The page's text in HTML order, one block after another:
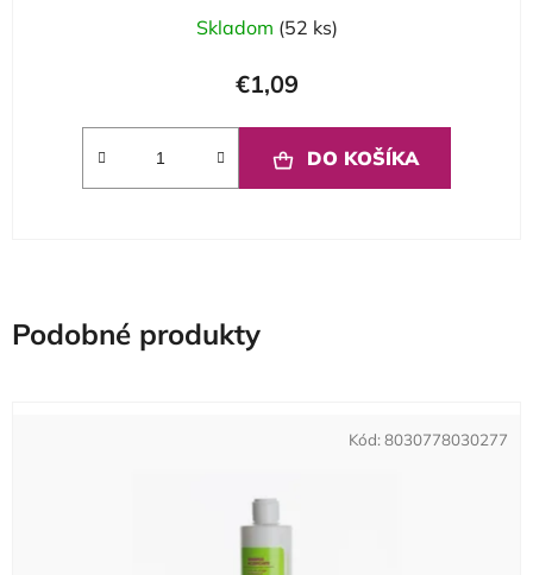
Skladom (52 ks)
€1,09
DO KOŠÍKA
Podobné produkty
Kód: 8030778030277